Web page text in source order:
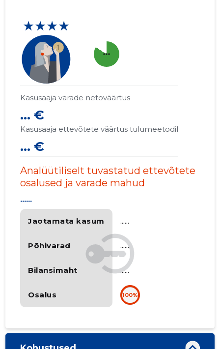
★★★★
more_horiz
Kasusaaja varade netoväärtus
... €
Kasusaaja ettevõtete väärtus tulumeetodil
... €
Analüütiliselt tuvastatud ettevõtete
osalused ja varade mahud
Jaotamata kasum
Põhivarad
Bilansimaht
Osalus
......
......
......
......
100%